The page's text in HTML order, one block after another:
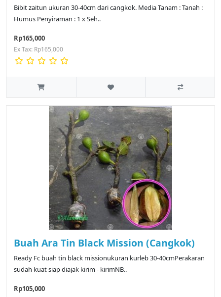
Bibit zaitun ukuran 30-40cm dari cangkok. Media Tanam : Tanah :
Humus Penyiraman : 1 x Seh..
Rp165,000
Ex Tax: Rp165,000
Buah Ara Tin Black Mission (Cangkok)
Ready Fc buah tin black missionukuran kurleb 30-40cmPerakaran
sudah kuat siap diajak kirim - kirimNB..
Rp105,000